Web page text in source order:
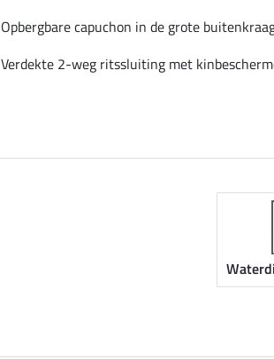
Opbergbare capuchon in de grote
Verdekte 2-weg ritssluiting met